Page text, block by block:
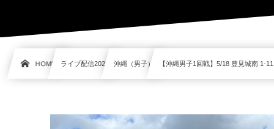
HOME ライブ配信2021 沖縄（男子） 【沖縄男子1回戦】5/18 豊見城南 1-